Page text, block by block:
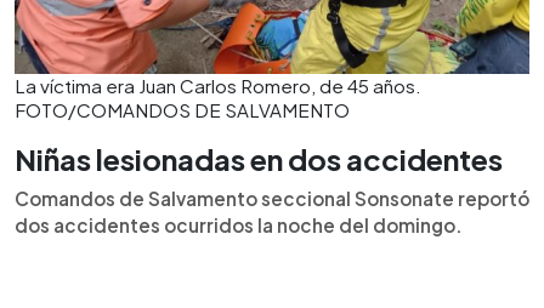
La víctima era Juan Carlos Romero, de 45 años.
FOTO/COMANDOS DE SALVAMENTO
Niñas lesionadas en dos accidentes
Comandos de Salvamento seccional Sonsonate reportó
dos accidentes ocurridos la noche del domingo.